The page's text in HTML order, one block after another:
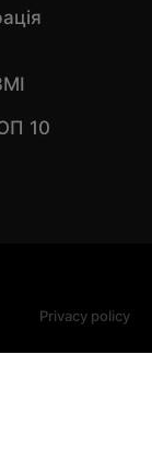
10
Privacy policy